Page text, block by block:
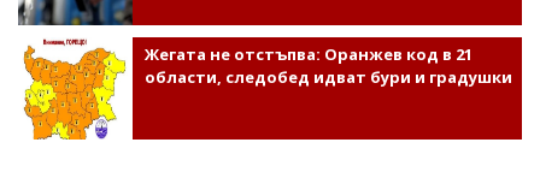
Жегата не отстъпва: Оранжев код в 21
области, следобед идват бури и градушки